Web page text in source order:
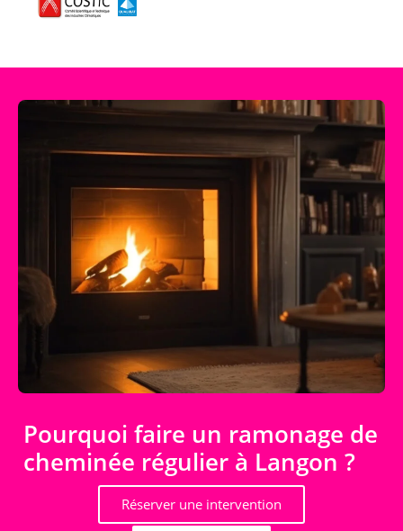
Pourquoi faire un ramonage de
cheminée régulier à Langon ?
Réserver une intervention